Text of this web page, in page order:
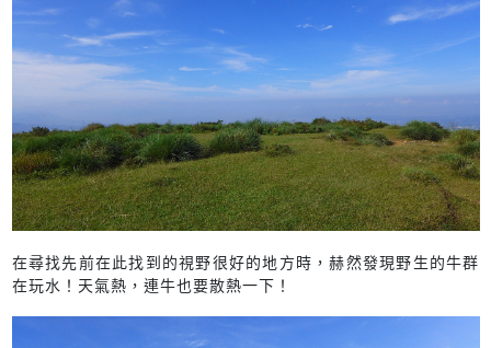
在尋找先前在此找到的視野很好的地方時，赫然發現野生的牛群
在玩水！天氣熱，連牛也要散熱一下！